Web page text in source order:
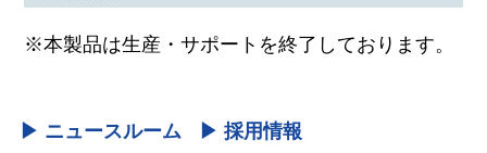
※本製品は生産・サポートを終了しております。
▶ ニュースルーム ▶ 採用情報